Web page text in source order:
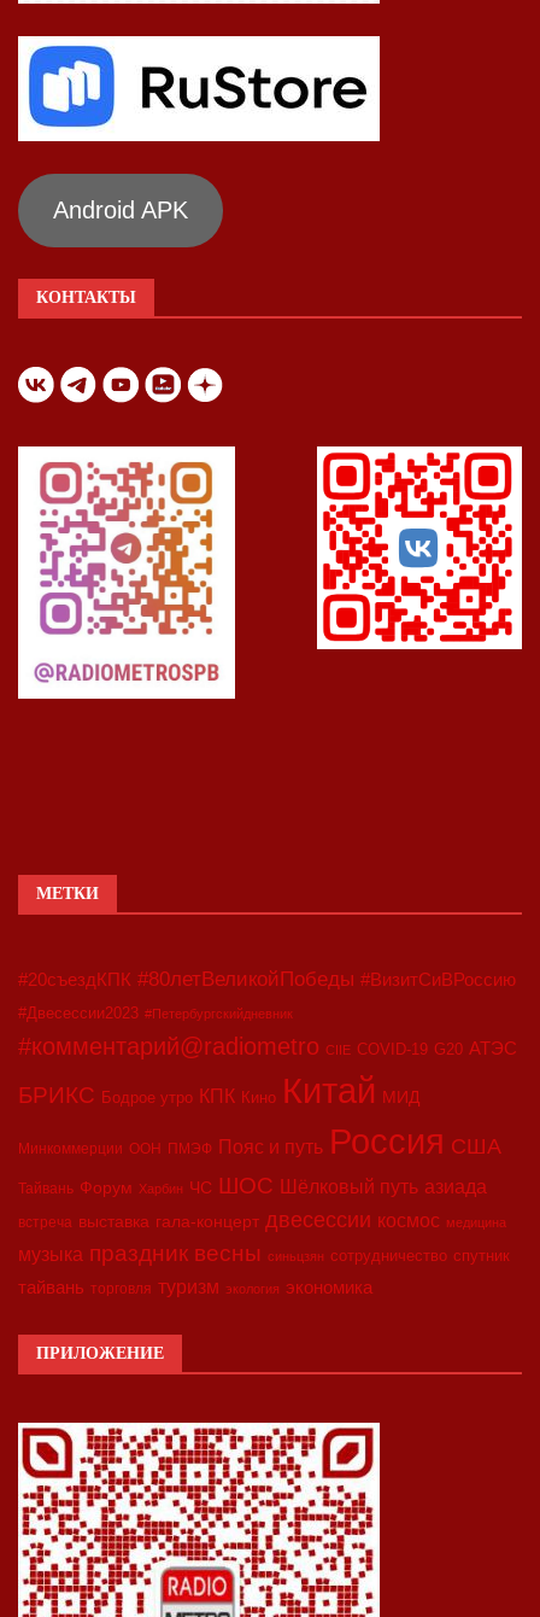
Android APK
КОНТАКТЫ
МЕТКИ
#20съездКПК #80летВеликойПобеды #ВизитСиВРоссию
#Двесессии2023 #Петербургскийдневник
#комментарий@radiometro CIIE COVID-19 G20 АТЭС
БРИКС Бодрое утро КПК Кино Китай МИД
Минкоммерции ООН ПМЭФ Пояс и путь Россия США
Тайвань Форум Харбин ЧС ШОС Шёлковый путь азиада
встреча выставка гала-концерт двесессии космос медицина
музыка праздник весны синьцзян сотрудничество спутник
тайвань торговля туризм экология экономика
ПРИЛОЖЕНИЕ